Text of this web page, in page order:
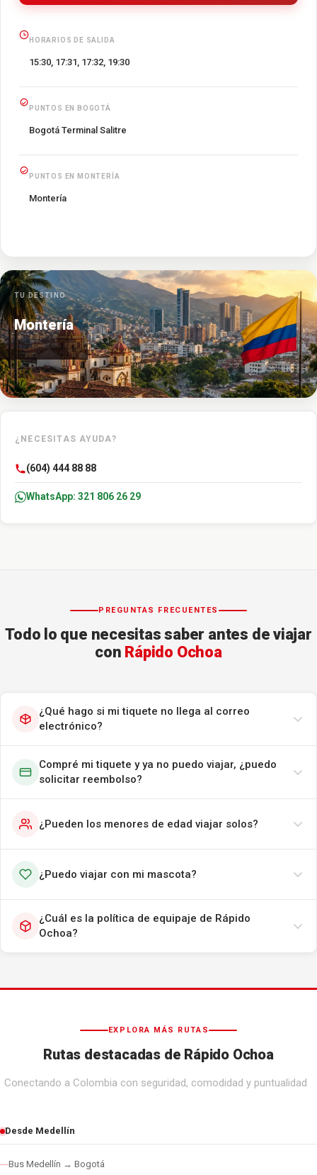
HORARIOS DE SALIDA
15:30, 17:31, 17:32, 19:30
PUNTOS EN BOGOTÁ
Bogotá Terminal Salitre
PUNTOS EN MONTERÍA
Montería
TU DESTINO
Montería
¿NECESITAS AYUDA?
(604) 444 88 88
WhatsApp: 321 806 26 29
PREGUNTAS FRECUENTES
Todo lo que necesitas saber antes de viajar
con Rápido Ochoa
¿Qué hago si mi tiquete no llega al correo
electrónico?
Compré mi tiquete y ya no puedo viajar, ¿puedo
solicitar reembolso?
¿Pueden los menores de edad viajar solos?
¿Puedo viajar con mi mascota?
¿Cuál es la política de equipaje de Rápido
Ochoa?
EXPLORA MÁS RUTAS
Rutas destacadas de Rápido Ochoa
Conectando a Colombia con seguridad, comodidad y puntualidad
Desde Medellín
Bus Medellín → Bogotá